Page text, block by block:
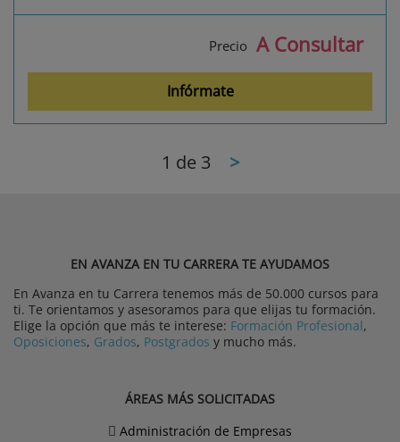
Precio A Consultar
Infórmate
1 de 3 >
EN AVANZA EN TU CARRERA TE AYUDAMOS
En Avanza en tu Carrera tenemos más de 50.000 cursos para
ti. Te orientamos y asesoramos para que elijas tu formación.
Elige la opción que más te interese: Formación Profesional,
Oposiciones, Grados, Postgrados y mucho más.
ÁREAS MÁS SOLICITADAS
Administración de Empresas